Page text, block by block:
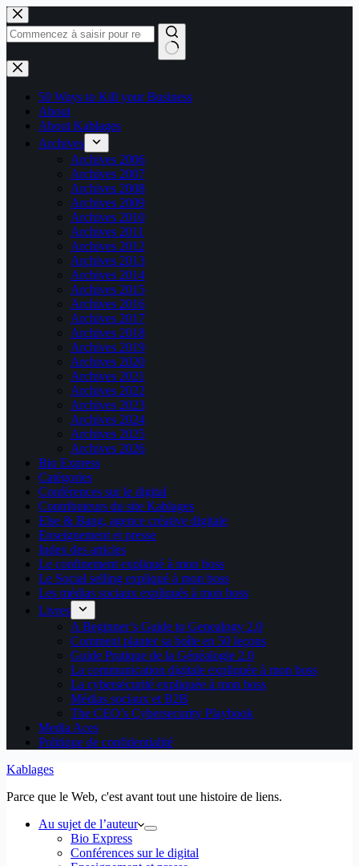
Passer
au
contenu
Aucun
résultat
50 Ways to Kill your Business
About
About Kablages
Archives
Archives 2006
Archives 2007
Archives 2008
Archives 2009
Archives 2010
Archives 2011
Archives 2012
Archives 2013
Archives 2014
Archives 2015
Archives 2016
Archives 2017
Archives 2018
Archives 2019
Archives 2020
Archives 2021
Archives 2022
Archives 2023
Archives 2024
Archives 2025
Archives 2026
Bio Express
Catégories
Conférences sur le digital
Contributeurs du site Kablages
Else & Bang, agence créative digitale
Enseignement et presse
Index des articles
Le confinement expliqué à mon boss
Le Social selling expliqué à mon boss
Les médias sociaux expliqués à mon boss
Livres
A Beginner’s Guide to Genealogy 2.0
Comment planter sa boîte en 50 leçons
Guide Pratique de la Généalogie 2.0
La communication digitale expliquée à mon boss
La cybersécurité expliquée à mon boss
Médias sociaux et B2B
The CEO’s Cybersecurity Playbook
Media Aces
Politique de confidentialité
Kablages
Parce que le Web, c'est avant tout une histoire de liens.
Au sujet de l’auteur
Bio Express
Conférences sur le digital